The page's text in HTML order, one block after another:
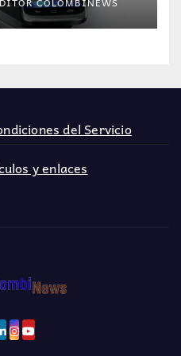
del Servicio
y enlaces